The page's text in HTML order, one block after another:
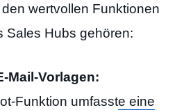
wertvollen Funktionen
Sales Hubs gehören:
Mail-Vorlagen:
Funktion umfasste eine